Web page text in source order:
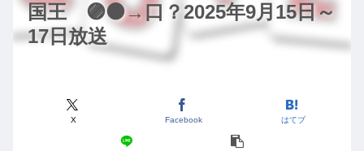
国王 🟣⚫→口？2025年9月15日～
17日放送
X Facebook はてブ